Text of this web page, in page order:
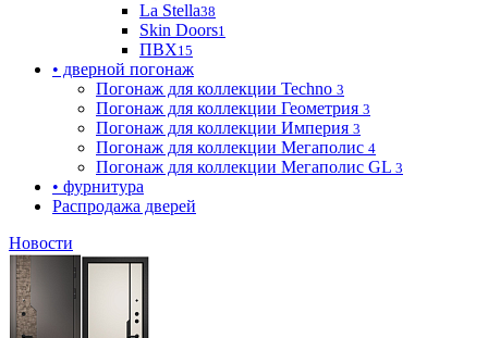
La Stella38
Skin Doors1
ПВХ15
• дверной погонаж
Погонаж для коллекции Techno 3
Погонаж для коллекции Геометрия 3
Погонаж для коллекции Империя 3
Погонаж для коллекции Мегаполис 4
Погонаж для коллекции Мегаполис GL 3
• фурнитура
Распродажа дверей
Новости